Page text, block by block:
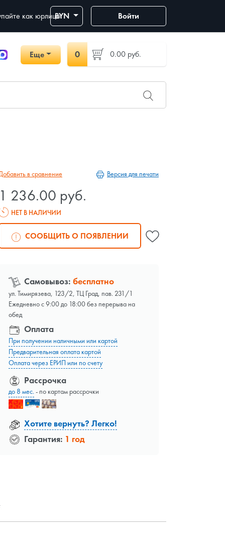
как юрлицоBYN Войти
Еще 0 0.00 руб.
в сравнение Версия для печати
1 236.00 руб.
НЕТ В НАЛИЧИИ
СООБЩИТЬ О ПОЯВЛЕНИИ
Самовывоз: бесплатно
ул. Тимирязева, 123/2, ТЦ Град, пав. 231/1
Ежедневно с 9:00 до 18:00 без перерыва на
обед
Оплата
При получении наличными или картой
Предварительная оплата картой
Оплата через ЕРИП или по счету
Рассрочка
до 8 мес.- по картам рассрочки
Хотите вернуть? Легко!
Гарантия: 1 год